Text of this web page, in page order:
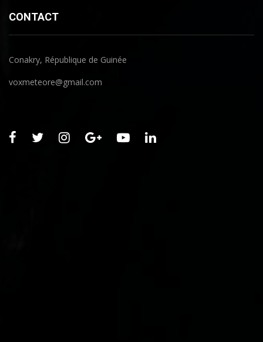
CONTACT
Conakry, République de Guinée
voxmeteore@gmail.com